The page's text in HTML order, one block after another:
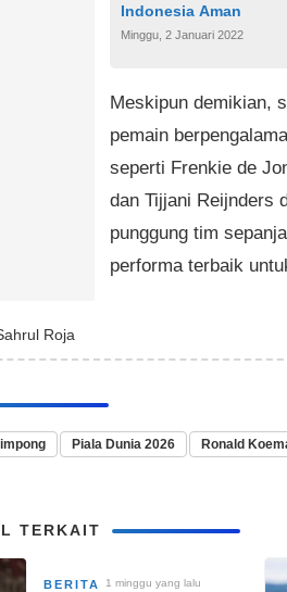
Indonesia Aman
Minggu, 2 Januari 2022
Meskipun demikian,
pemain
seperti Frenkie de
dan Tijjani Reijnders
punggung tim
performa terbaik
Roja
Piala Dunia 2026 Ronald
TERKAIT
BERITA 1 minggu yang lalu